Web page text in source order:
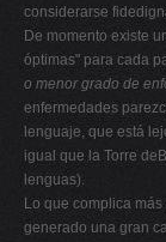
considerarse
De momento existe
óptimas" para cada
o menor grado de
enfermedades
lenguaje, que está
igual que la Torre
lenguas).
Lo que complica
generado una gran